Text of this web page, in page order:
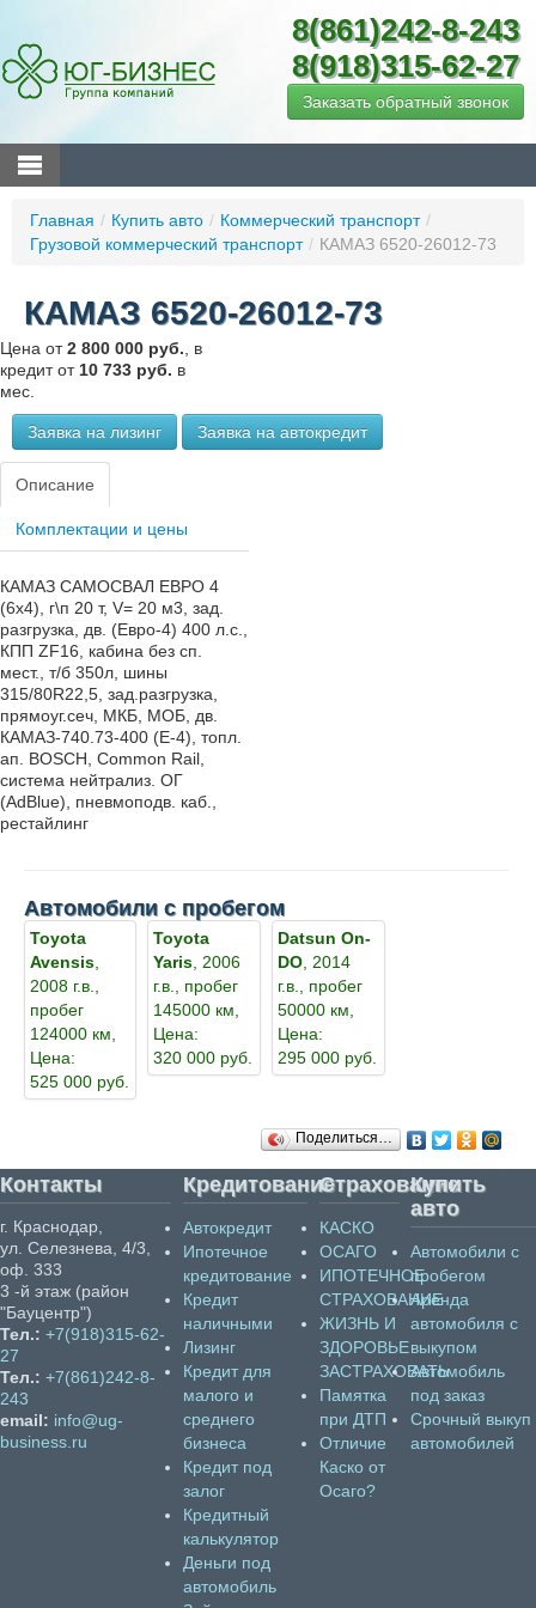
8(861)242-8-243
8(918)315-62-27
Заказать обратный звонок
Главная / Купить авто / Коммерческий транспорт /
Грузовой коммерческий транспорт / КАМАЗ 6520-26012-73
КАМАЗ 6520-26012-73
Цена от2 800 000 руб., в
кредит от10 733 руб. в
мес.
Заявка на лизинг Заявка на автокредит
Описание
Комплектации и цены
КАМАЗ САМОСВАЛ ЕВРО 4
(6х4), г\п 20 т, V= 20 м3, зад.
разгрузка, дв. (Евро-4) 400 л.с.,
КПП ZF16, кабина без сп.
мест., т/б 350л, шины
315/80R22,5, зад.разгрузка,
прямоуг.сеч, МКБ, МОБ, дв.
КАМАЗ-740.73-400 (E-4), топл.
ап. BOSCH, Common Rail,
система нейтрализ. ОГ
(AdBlue), пневмоподв. каб.,
рестайлинг
Автомобили с пробегом
Toyota
Avensis,
2008 г.в.,
пробег
124000 км,
Цена:
525 000 руб.
Toyota
Yaris, 2006
г.в., пробег
145000 км,
Цена:
320 000 руб.
Datsun On-
DO, 2014
г.в., пробег
50000 км,
Цена:
295 000 руб.
Поделиться…
Контакты
г. Краснодар,
ул. Селезнева, 4/3,
оф. 333
3 -й этаж (район
"Бауцентр")
Тел.: +7(918)315-62-
27
Тел.: +7(861)242-8-
243
email: info@ug-
business.ru
Кредитование
Автокредит
Ипотечное
кредитование
Кредит
наличными
Лизинг
Кредит для
малого и
среднего
бизнеса
Кредит под
залог
Кредитный
калькулятор
Деньги под
автомобиль
Страхование
КАСКО
ОСАГО
ИПОТЕЧНОЕ
СТРАХОВАНИЕ
ЖИЗНЬ И
ЗДОРОВЬЕ
ЗАСТРАХОВАТЬ
Памятка
при ДТП
Отличие
Каско от
Осаго?
Купить
авто
Автомобили с
пробегом
Аренда
автомобиля с
выкупом
Автомобиль
под заказ
Срочный выкуп
автомобилей